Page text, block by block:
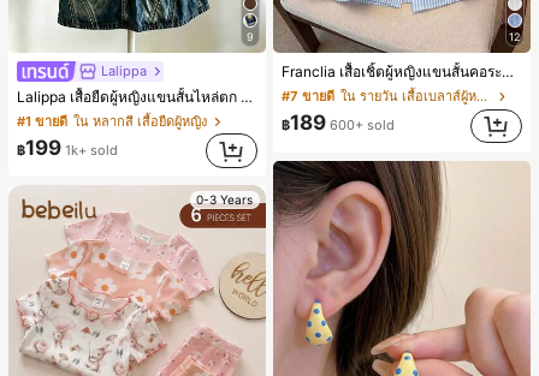
9
Lalippa
Lalippa เสื้อยืดผู้หญิงแขนสั้นไหล่ตก คอวีปกเสื้อ ลายพิมพ์ดิจิทัลลายทาง สไตล์สปอร์ตแฟชั่นมินิมอล ของขวัญสำหรับเพื่อน
#1 ขายดี ใน หลากสี เสื้อยืดผู้หญิง
฿199 1k+ sold
0-3 Years
12
Franclia เสื้อเชิ้ตผู้หญิงแขนสั้นคอระบายกระดุมเดี่ยวลายทาง
#7 ขายดี
ใน รายวัน เสื้อเบลาส์ผู้หญิง
฿189 600+ sold